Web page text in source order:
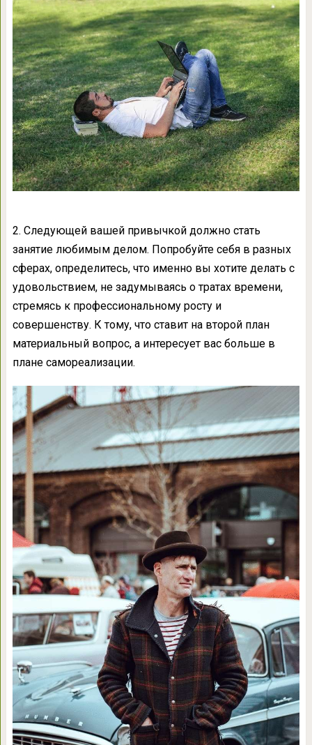
2. Следующей вашей привычкой должно стать
занятие любимым делом. Попробуйте себя в разных
сферах, определитесь, что именно вы хотите делать с
удовольствием, не задумываясь о тратах времени,
стремясь к профессиональному росту и
совершенству. К тому, что ставит на второй план
материальный вопрос, а интересует вас больше в
плане самореализации.